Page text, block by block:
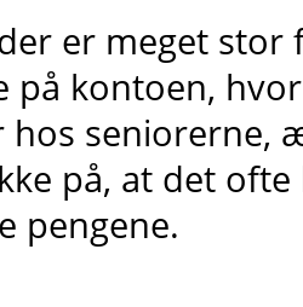
er meget
på kontoen,
hos seniorerne,
på, at det
pengene.